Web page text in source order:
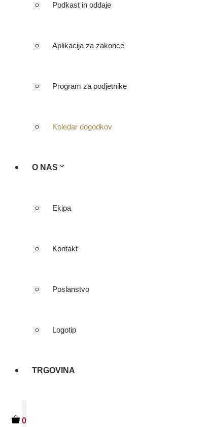
Podkast in oddaje
Aplikacija za zakonce
Program za podjetnike
Koledar dogodkov
O NAS
Ekipa
Kontakt
Poslanstvo
Logotip
TRGOVINA
0